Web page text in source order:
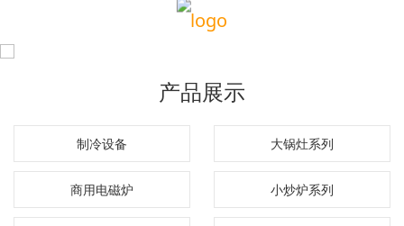
产品展示
制冷设备 大锅灶系列
商用电磁炉 小炒炉系列